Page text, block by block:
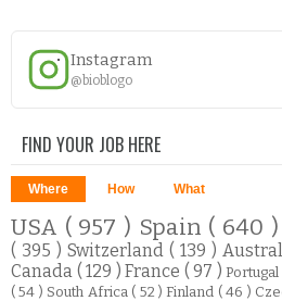
Instagram
@bioblogo
FIND YOUR JOB HERE
Where How What
USA ( 957 ) Spain ( 640
( 395 ) Switzerland ( 139 )
Canada ( 129 )France ( 97 )Portugal
( 54 ) South Africa ( 52 )Finland ( 46 )